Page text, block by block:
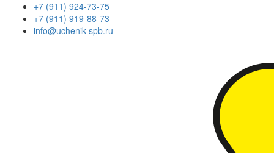
+7 (911) 924-73-75
+7 (911) 919-88-73
info@uchenik-spb.ru